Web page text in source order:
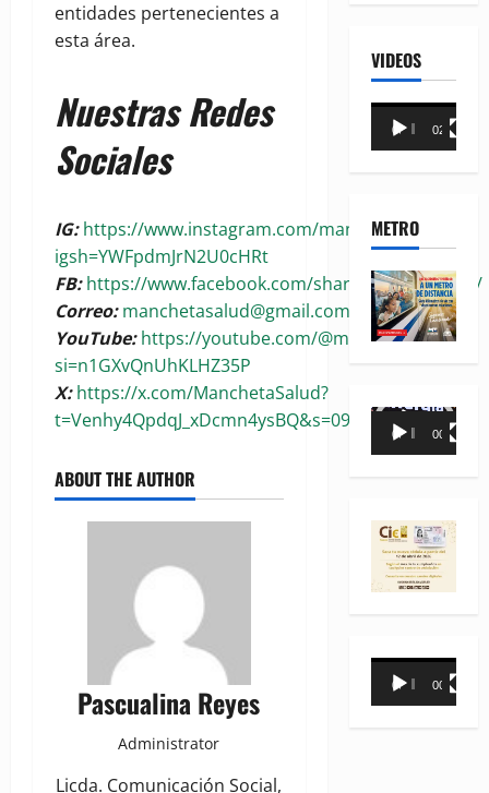
entidades pertenecientes a
esta área.
Nuestras Redes
Sociales
IG:https://www.instagram.com/manchetasalud?
igsh=YWFpdmJrN2U0cHRt
FB:https://www.facebook.com/share/1BoaKRywuG/
Correo:manchetasalud@gmail.com
YouTube: https://youtube.com/@manchetasalud?
si=n1GXvQnUhKLHZ35P
X:https://x.com/ManchetaSalud?
t=Venhy4QpdqJ_xDcmn4ysBQ&s=09
ABOUT THE AUTHOR
Pascualina Reyes
Administrator
Licda. Comunicación Social,
VIDEOS
Reproductor
00:00 02:18
METRO
Reproductor
00:00 00:35
Reproductor
00:00 00:31